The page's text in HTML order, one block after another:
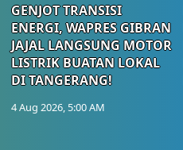
GENJOT TRANSISI
ENERGI, WAPRES GIBRAN
JAJAL LANGSUNG MOTOR
LISTRIK BUATAN LOKAL
DI TANGERANG!
4 Aug 2026, 5:00 AM